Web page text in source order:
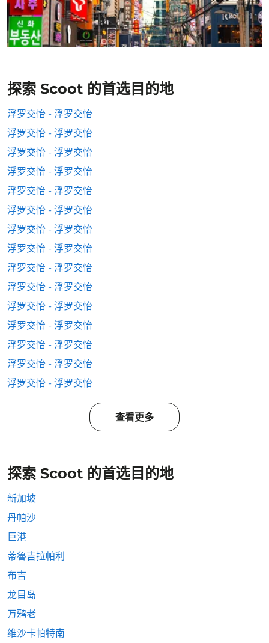
探索 Scoot 的首选目的地
浮罗交怡 - 浮罗交怡
浮罗交怡 - 浮罗交怡
浮罗交怡 - 浮罗交怡
浮罗交怡 - 浮罗交怡
浮罗交怡 - 浮罗交怡
浮罗交怡 - 浮罗交怡
浮罗交怡 - 浮罗交怡
浮罗交怡 - 浮罗交怡
浮罗交怡 - 浮罗交怡
浮罗交怡 - 浮罗交怡
浮罗交怡 - 浮罗交怡
浮罗交怡 - 浮罗交怡
浮罗交怡 - 浮罗交怡
浮罗交怡 - 浮罗交怡
浮罗交怡 - 浮罗交怡
查看更多
探索 Scoot 的首选目的地
新加坡
丹帕沙
巨港
蒂魯吉拉帕利
布吉
龙目岛
万鸦老
维沙卡帕特南